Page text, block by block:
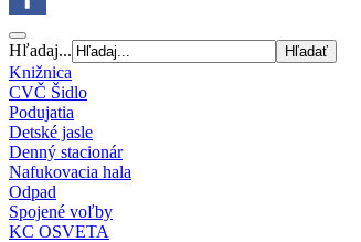
Hľadaj...
Knižnica
CVČ Šidlo
Podujatia
Detské jasle
Denný stacionár
Nafukovacia hala
Odpad
Spojené voľby
KC OSVETA